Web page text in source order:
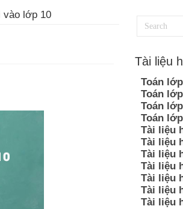
vào lớp 10
Tài liệu
Toán
Toán
Toán
Toán
Tài liệu
Tài liệu
Tài liệu
Tài liệu
Tài liệu
Tài liệu
Tài liệu